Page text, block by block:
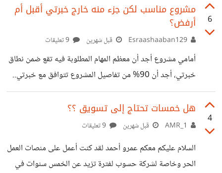
6
مشروع مناسب لكن جزء منه خارج خبرتي أقبل أم
أرفض؟
قبل شهرين
أمامي مشروع أجد أن معظم المهام المطلوبة فيه تقع ضمن نطاق
خبرتي، أجد أن 90% من تفاصيل المشروع تتوافق مع خبرتي..
لكن أثناء مراجعة التفاصيل اكتشفت أن هناك جزء صغير لم أعمل
عليه من قبل ولا أمتلك فيه الخبرة الكافية. هذا الجزء ليس كبير
مقارنة بباقي المشروع، لكنه جعلني أتردد في اتخاذ القرار. فلو
لكن في المقابل أخشى أن أواجه صعوبة غير متوقعة أثناء التنفيذ
4
هل خمسات تحتاج إلى تسويق ؟؟
قبل شهرين
السلام عليكم معكم عمرو أحمد لقد كنت أعمل على منصات العمل
الحر وخاصة لشركة حسوب لفترة تزيد عن الخمس سنوات في